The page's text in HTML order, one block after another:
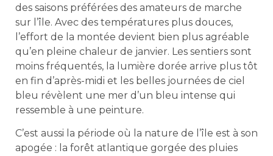
des saisons préférées des amateurs de marche
sur l’île. Avec des températures plus douces,
l’effort de la montée devient bien plus agréable
qu’en pleine chaleur de janvier. Les sentiers sont
moins fréquentés, la lumière dorée arrive plus tôt
en fin d’après-midi et les belles journées de ciel
bleu révèlent une mer d’un bleu intense qui
ressemble à une peinture.
C’est aussi la période où la nature de l’île est à son
apogée : la forêt atlantique gorgée des pluies